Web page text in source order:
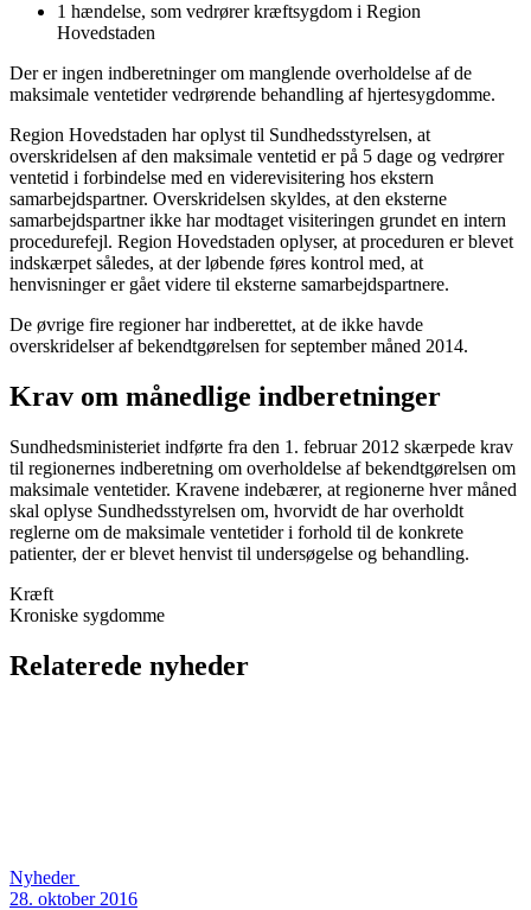
1 hændelse, som vedrører kræftsygdom i Region
Hovedstaden
Der er ingen indberetninger om manglende overholdelse af de
maksimale ventetider vedrørende behandling af hjertesygdomme.
Region Hovedstaden har oplyst til Sundhedsstyrelsen, at
overskridelsen af den maksimale ventetid er på 5 dage og vedrører
ventetid i forbindelse med en viderevisitering hos ekstern
samarbejdspartner. Overskridelsen skyldes, at den eksterne
samarbejdspartner ikke har modtaget visiteringen grundet en intern
procedurefejl. Region Hovedstaden oplyser, at proceduren er blevet
indskærpet således, at der løbende føres kontrol med, at
henvisninger er gået videre til eksterne samarbejdspartnere.
De øvrige fire regioner har indberettet, at de ikke havde
overskridelser af bekendtgørelsen for september måned 2014.
Krav om månedlige indberetninger
Sundhedsministeriet indførte fra den 1. februar 2012 skærpede krav
til regionernes indberetning om overholdelse af bekendtgørelsen om
maksimale ventetider. Kravene indebærer, at regionerne hver måned
skal oplyse Sundhedsstyrelsen om, hvorvidt de har overholdt
reglerne om de maksimale ventetider i forhold til de konkrete
patienter, der er blevet henvist til undersøgelse og behandling.
Kræft
Kroniske sygdomme
Relaterede nyheder
Nyheder
28. oktober 2016